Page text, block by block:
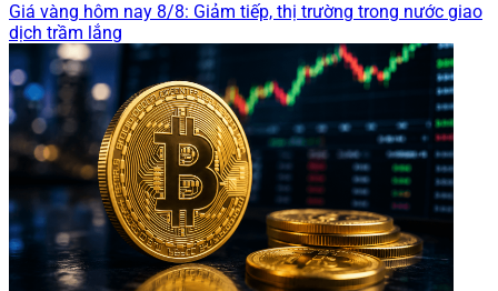
Giá vàng hôm nay 8/8: Giảm tiếp, thị trường trong nước giao
dịch trầm lắng